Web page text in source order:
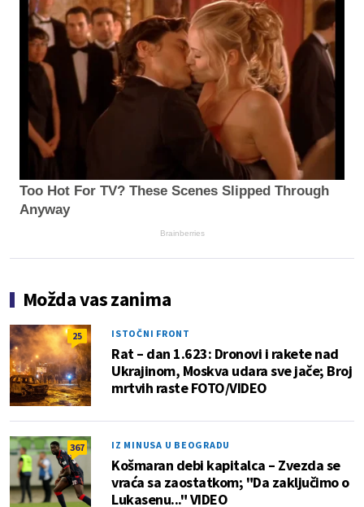
Too Hot For TV? These Scenes Slipped Through
Anyway
Brainberries
Možda vas zanima
25 ISTOČNI FRONT
Rat – dan 1.623: Dronovi i rakete nad
Ukrajinom, Moskva udara sve jače; Broj
mrtvih raste FOTO/VIDEO
367 IZ MINUSA U BEOGRADU
Košmaran debi kapitalca – Zvezda se
vraća sa zaostatkom; "Da zaključimo o
Lukasenu..." VIDEO